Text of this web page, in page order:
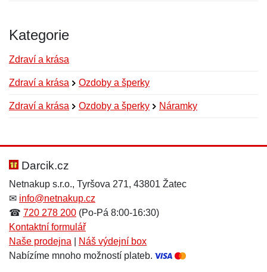
Kategorie
Zdraví a krása
Zdraví a krása Ozdoby a šperky
Zdraví a krása Ozdoby a šperky Náramky
Hodnocení:
Jméno: *
Jméno:
E-mail:*
Darcik.cz
Netnakup s.r.o., Tyršova 271, 43801 Žatec
✉ info@netnakup.cz
☎ 720 278 200 (Po-Pá 8:00-16:30)
Kontaktní formulář
Naše prodejna
Náš výdejní box
Nabízíme mnoho možností plateb.